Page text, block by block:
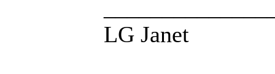
LG Janet